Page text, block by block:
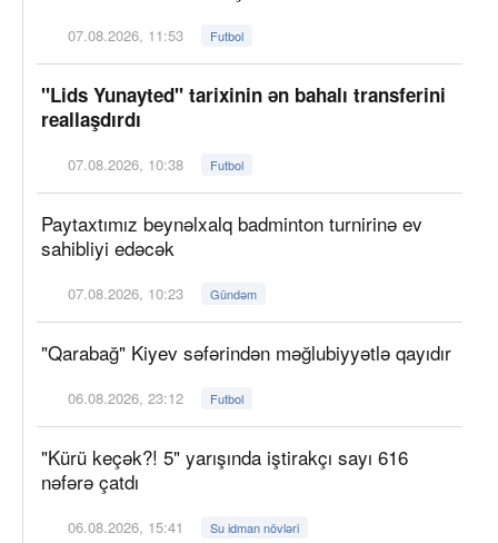
07.08.2026, 11:53 Futbol
"Lids Yunayted" tarixinin ən bahalı transferini
reallaşdırdı
07.08.2026, 10:38 Futbol
Paytaxtımız beynəlxalq badminton turnirinə ev
sahibliyi edəcək
07.08.2026, 10:23 Gündəm
"Qarabağ" Kiyev səfərindən məğlubiyyətlə qayıdır
06.08.2026, 23:12 Futbol
"Kürü keçək?! 5" yarışında iştirakçı sayı 616
nəfərə çatdı
06.08.2026, 15:41 Su idman növləri